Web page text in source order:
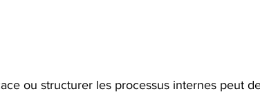
ou structurer les processus internes peut